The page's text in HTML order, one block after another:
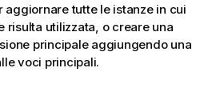
aggiornare tutte le istanze in cui
risulta utilizzata, o creare una
principale aggiungendo una
voci principali.